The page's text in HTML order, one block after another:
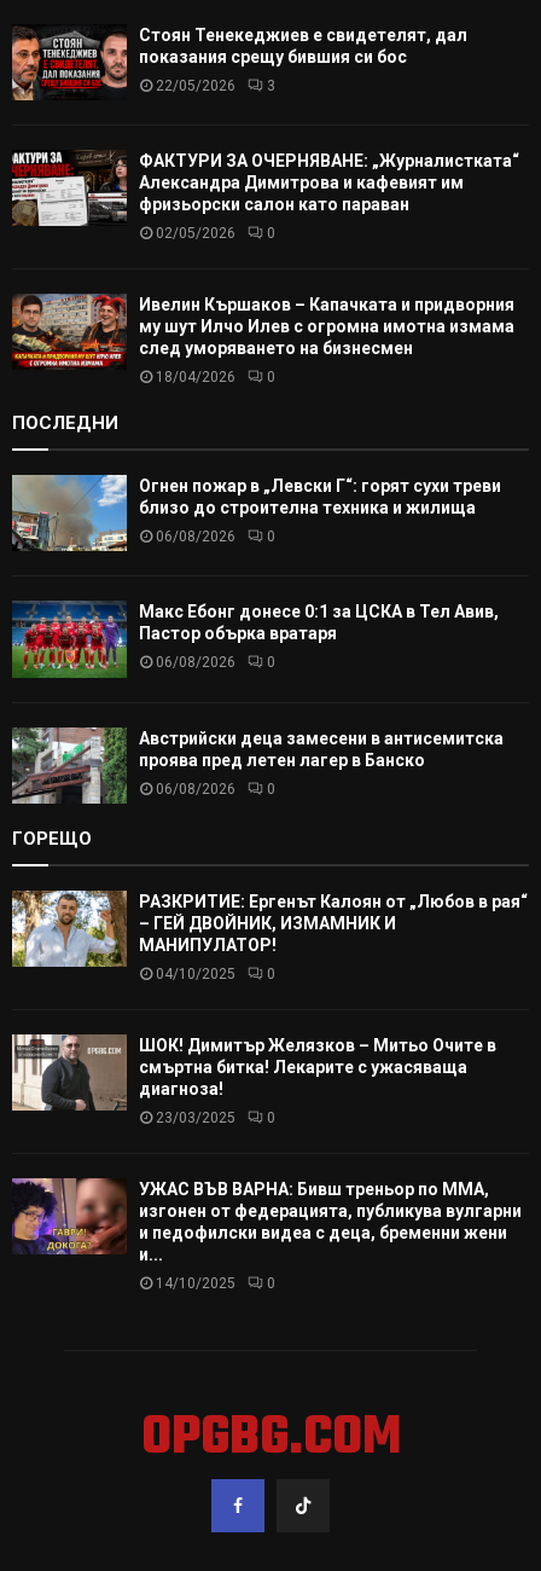
Стоян Тенекеджиев е свидетелят, дал
показания срещу бившия си бос
22/05/2026 3
ФАКТУРИ ЗА ОЧЕРНЯВАНЕ: „Журналистката“
Александра Димитрова и кафевият им
фризьорски салон като параван
02/05/2026 0
Ивелин Кършаков – Капачката и придворния
му шут Илчо Илев с огромна имотна измама
след уморяването на бизнесмен
18/04/2026 0
ПОСЛЕДНИ
Огнен пожар в „Левски Г“: горят сухи треви
близо до строителна техника и жилища
06/08/2026 0
Макс Ебонг донесе 0:1 за ЦСКА в Тел Авив,
Пастор обърка вратаря
06/08/2026 0
Австрийски деца замесени в антисемитска
проява пред летен лагер в Банско
06/08/2026 0
ГОРЕЩО
РАЗКРИТИЕ: Ергенът Калоян от „Любов в рая“
– ГЕЙ ДВОЙНИК, ИЗМАМНИК И
МАНИПУЛАТОР!
04/10/2025 0
ШОК! Димитър Желязков – Митьо Очите в
смъртна битка! Лекарите с ужасяваща
диагноза!
23/03/2025 0
УЖАС ВЪВ ВАРНА: Бивш треньор по ММА,
изгонен от федерацията, публикува вулгарни
и педофилски видеа с деца, бременни жени
и...
14/10/2025 0
OPGBG.COM